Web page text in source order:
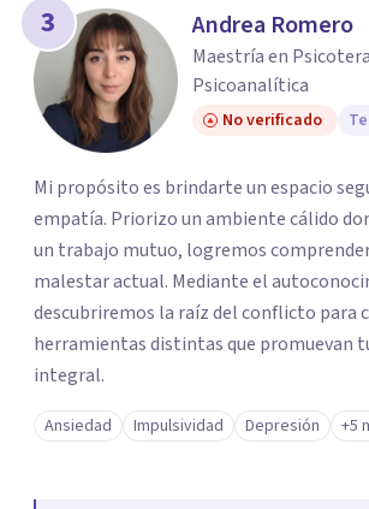
3 Andrea Romero
Maestría en
Psicoanalítica
No verificado
Mi propósito es brindarte un espacio
empatía. Priorizo un ambiente cálido
un trabajo mutuo, logremos
malestar actual. Mediante el
descubriremos la raíz del conflicto para
herramientas distintas que promuevan
integral.
Ansiedad Impulsividad Depresión +5